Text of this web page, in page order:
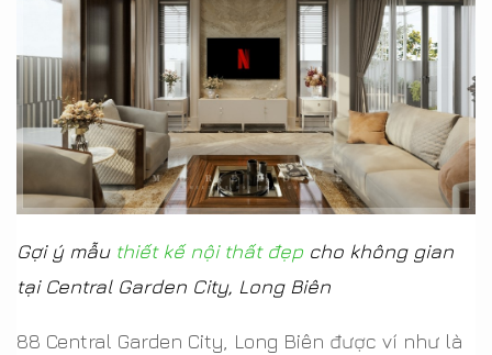
Gợi ý mẫu thiết kế nội thất đẹp cho không gian
tại Central Garden City, Long Biên
88 Central Garden City, Long Biên được ví như là